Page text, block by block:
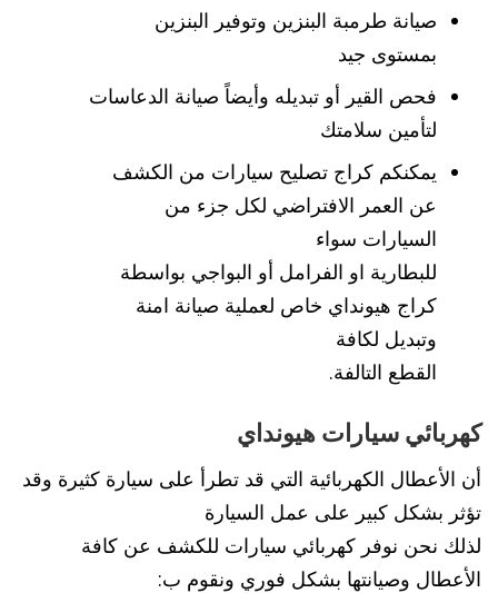
صيانة طرمبة البنزين وتوفير البنزين
بمستوى جيد
فحص القير أو تبديله وأيضاً صيانة الدعاسات
لتأمين سلامتك
يمكنكم كراج تصليح سيارات من الكشف
عن العمر الافتراضي لكل جزء من
السيارات سواء
للبطارية او الفرامل أو البواجي بواسطة
كراج هيونداي خاص لعملية صيانة امنة
وتبديل لكافة
القطع التالفة.
كهربائي سيارات هيونداي
أن الأعطال الكهربائية التي قد تطرأ على سيارة كثيرة وقد
تؤثر بشكل كبير على عمل السيارة
لذلك نحن نوفر كهربائي سيارات للكشف عن كافة
الأعطال وصيانتها بشكل فوري ونقوم ب: